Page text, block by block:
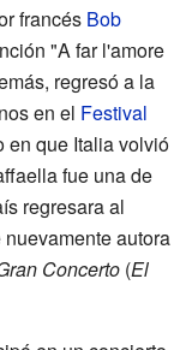
francés Bob
"A far l'amore
regresó a la
en el Festival
en que Italia volvió
fue una de
regresara al
autora
Concerto (El